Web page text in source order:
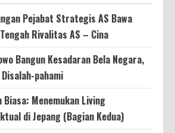
Pejabat Strategis AS Bawa
Rivalitas AS – Cina
Bangun Kesadaran Bela Negara,
pahami
Biasa: Menemukan Living
di Jepang (Bagian Kedua)